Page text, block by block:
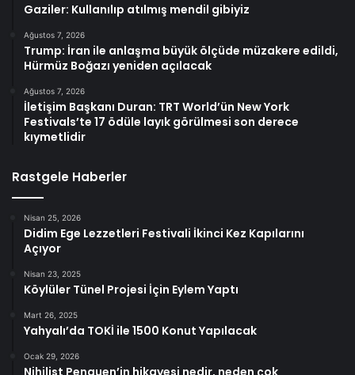
Gaziler: Kullanılıp atılmış mendil gibiyiz
Ağustos 7, 2026
Trump: İran ile anlaşma büyük ölçüde müzakere edildi,
Hürmüz Boğazı yeniden açılacak
Ağustos 7, 2026
İletişim Başkanı Duran: TRT World’ün New York
Festivals’te 17 ödüle layık görülmesi son derece
kıymetlidir
Rastgele Haberler
Nisan 25, 2026
Didim Ege Lezzetleri Festivali İkinci Kez Kapılarını
Açıyor
Nisan 23, 2025
Köylüler Tünel Projesi İçin Eylem Yaptı
Mart 26, 2025
Yahyalı’da TOKİ ile 1500 Konut Yapılacak
Ocak 29, 2026